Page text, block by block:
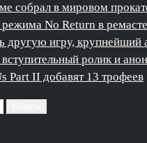
собрал в мировом
No Return в
другую игру,
ролик и
Part II добавят 13 трофеев